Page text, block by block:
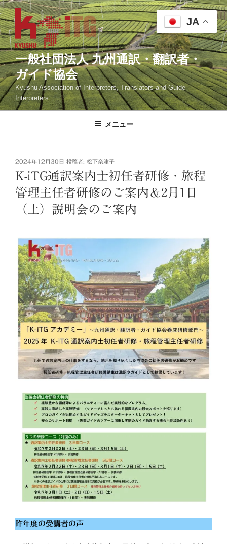
コ
ン
テ
ン
ツ
へ
ス
キ
ッ
一般社団法人 九州通訳・翻訳者・
ガイド協会
Kyushu Association of Interpreters, Translators and Guide-
Interpreters
メニュー
投
稿
日:
2024年12月30日 投稿者: 松下奈津子
K-iTG通訳案内士初任者研修・旅程
管理主任者研修のご案内＆2月1日
（土）説明会のご案内
昨年度の受講者の声
JA